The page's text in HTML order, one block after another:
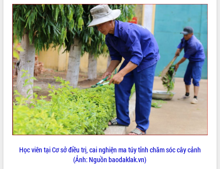
Học viên tại Cơ sở điều trị, cai nghiện ma túy tỉnh chăm sóc cây cảnh
(Ảnh: Nguồn baodaklak.vn)